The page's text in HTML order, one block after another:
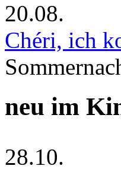
20.08.
Chéri, ich
neu im
28.10.